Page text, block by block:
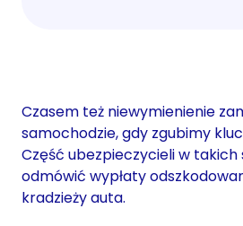
Czasem też niewymienienie
samochodzie, gdy zgubimy
Część ubezpieczycieli w
odmówić wypłaty
kradzieży auta.